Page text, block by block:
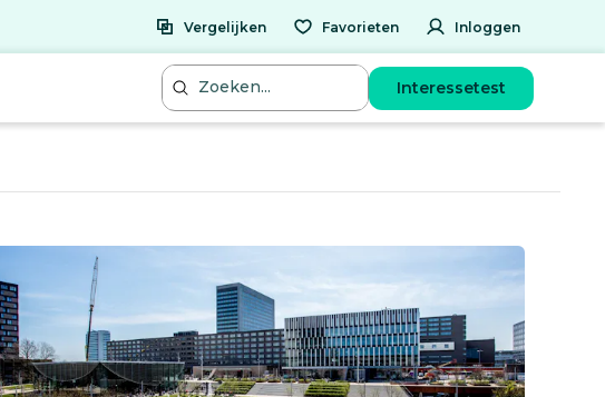
Vergelijken Favorieten Inloggen
Interessetest